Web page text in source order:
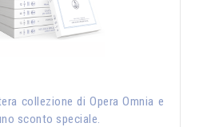
collezione di Opera Omnia e
sconto speciale.